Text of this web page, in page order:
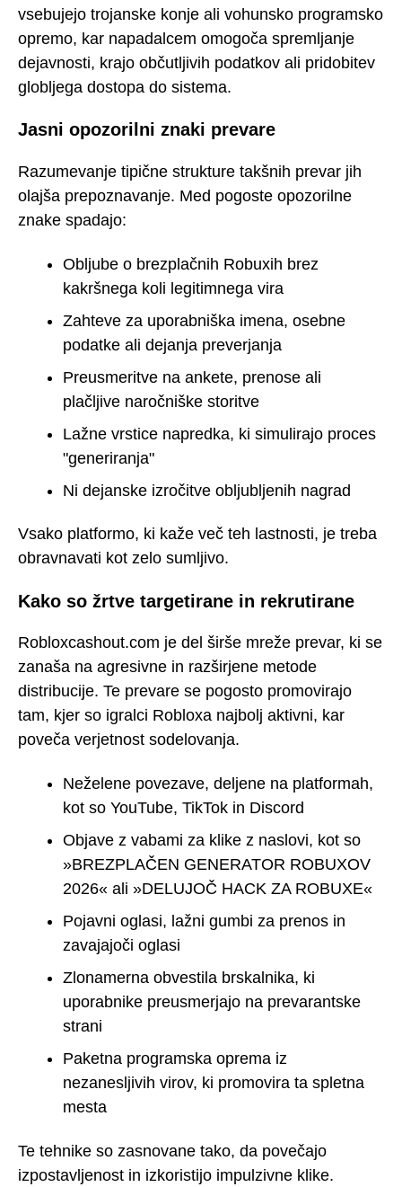
vsebujejo trojanske konje ali vohunsko programsko
opremo, kar napadalcem omogoča spremljanje
dejavnosti, krajo občutljivih podatkov ali pridobitev
globljega dostopa do sistema.
Jasni opozorilni znaki prevare
Razumevanje tipične strukture takšnih prevar jih
olajša prepoznavanje. Med pogoste opozorilne
znake spadajo:
Obljube o brezplačnih Robuxih brez
kakršnega koli legitimnega vira
Zahteve za uporabniška imena, osebne
podatke ali dejanja preverjanja
Preusmeritve na ankete, prenose ali
plačljive naročniške storitve
Lažne vrstice napredka, ki simulirajo proces
"generiranja"
Ni dejanske izročitve obljubljenih nagrad
Vsako platformo, ki kaže več teh lastnosti, je treba
obravnavati kot zelo sumljivo.
Kako so žrtve targetirane in rekrutirane
Robloxcashout.com je del širše mreže prevar, ki se
zanaša na agresivne in razširjene metode
distribucije. Te prevare se pogosto promovirajo
tam, kjer so igralci Robloxa najbolj aktivni, kar
poveča verjetnost sodelovanja.
Neželene povezave, deljene na platformah,
kot so YouTube, TikTok in Discord
Objave z vabami za klike z naslovi, kot so
»BREZPLAČEN GENERATOR ROBUXOV
2026« ali »DELUJOČ HACK ZA ROBUXE«
Pojavni oglasi, lažni gumbi za prenos in
zavajajoči oglasi
Zlonamerna obvestila brskalnika, ki
uporabnike preusmerjajo na prevarantske
strani
Paketna programska oprema iz
nezanesljivih virov, ki promovira ta spletna
mesta
Te tehnike so zasnovane tako, da povečajo
izpostavljenost in izkoristijo impulzivne klike.